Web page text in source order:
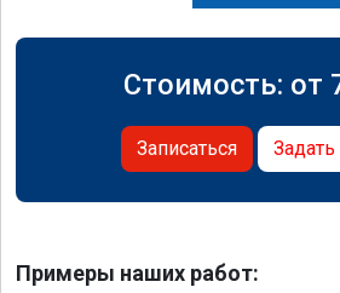
Стоимость: от
Записаться
Примеры наших работ: